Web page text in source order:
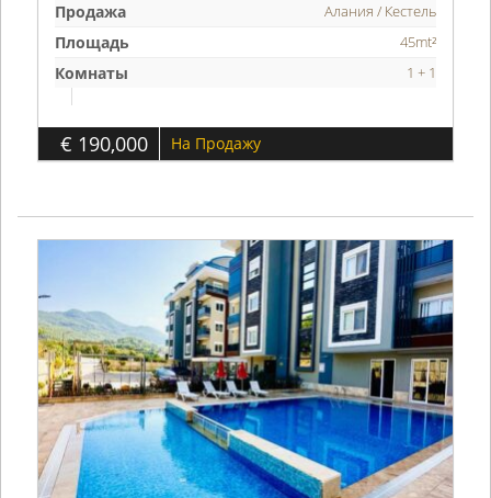
Продажа Алания / Кестель
Площадь 45mt²
Комнаты 1 + 1
€ 190,000 На Продажу